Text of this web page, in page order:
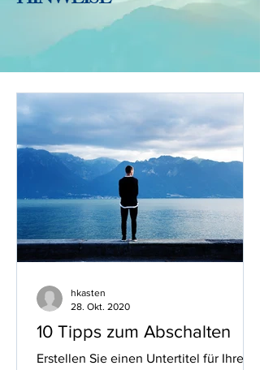
10 Tipps zum Abschalten
Erstellen Sie einen Untertitel für Ihren
hkasten
28. Okt. 2020